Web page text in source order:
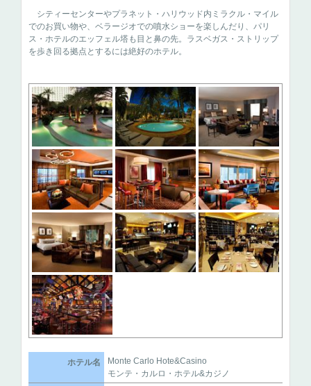
シティーセンターやプラネット・ハリウッド内ミラクル・マイル
でのお買い物や、ベラージオでの噴水ショーを楽しんだり、パリ
ス・ホテルのエッフェル塔も目と鼻の先。ラスベガス・ストリップ
を歩き回る拠点とするには絶好のホテル。
ホテル名
Monte Carlo Hote&Casino
モンテ・カルロ・ホテル&カジノ